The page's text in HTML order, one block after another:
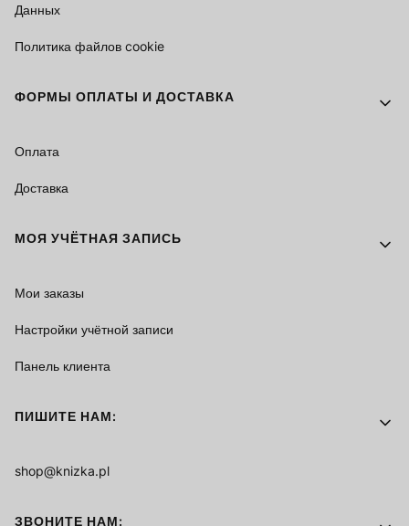
Данных
Политика файлов cookie
ФОРМЫ ОПЛАТЫ И ДОСТАВКА
Оплата
Доставка
МОЯ УЧЁТНАЯ ЗАПИСЬ
Мои заказы
Настройки учётной записи
Панель клиента
ПИШИТЕ НАМ:
shop@knizka.pl
ЗВОНИТЕ НАМ: